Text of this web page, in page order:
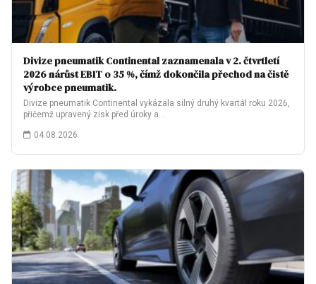
Divize pneumatik Continental zaznamenala v 2. čtvrtletí
2026 nárůst EBIT o 35 %, čímž dokončila přechod na čistě
výrobce pneumatik.
Divize pneumatik Continental vykázala silný druhý kvartál roku 2026,
přičemž upravený zisk před úroky a…
04.08.2026